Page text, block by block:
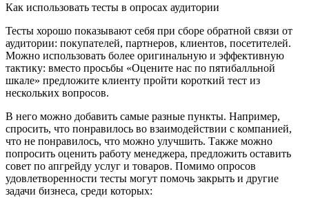
Как использовать тесты в опросах аудитории
Тесты хорошо показывают себя при сборе обратной связи от
аудитории: покупателей, партнеров, клиентов, посетителей.
Можно использовать более оригинальную и эффективную
тактику: вместо просьбы «Оцените нас по пятибалльной
шкале» предложите клиенту пройти короткий тест из
нескольких вопросов.
В него можно добавить самые разные пункты. Например,
спросить, что понравилось во взаимодействии с компанией,
что не понравилось, что можно улучшить. Также можно
попросить оценить работу менеджера, предложить оставить
совет по апгрейду услуг и товаров. Помимо опросов
удовлетворенности тесты могут помочь закрыть и другие
задачи бизнеса, среди которых: